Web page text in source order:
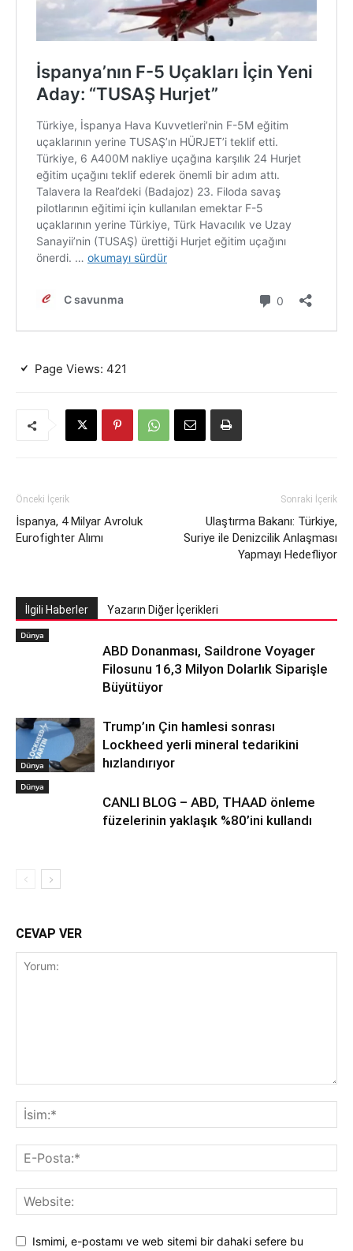
Page Views: 421
Önceki İçerik
İspanya, 4 Milyar Avroluk
Eurofighter Alımı
Sonraki İçerik
Ulaştırma Bakanı: Türkiye,
Suriye ile Denizcilik Anlaşması
Yapmayı Hedefliyor
İlgili Haberler Yazarın Diğer İçerikleri
Dünya
ABD Donanması, Saildrone Voyager
Filosunu 16,3 Milyon Dolarlık Siparişle
Büyütüyor
Dünya
Trump’ın Çin hamlesi sonrası
Lockheed yerli mineral tedarikini
hızlandırıyor
Dünya
CANLI BLOG – ABD, THAAD önleme
füzelerinin yaklaşık %80’ini kullandı
CEVAP VER
Ismimi, e-postamı ve web sitemi bir dahaki sefere bu